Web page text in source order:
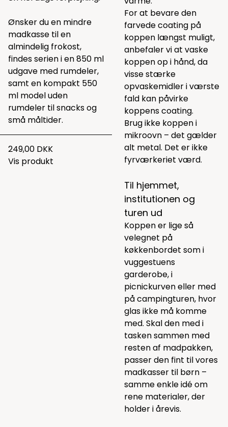
Ønsker du en mindre
madkasse til en
almindelig frokost,
findes serien i en 850 ml
udgave med rumdeler,
samt en kompakt 550
ml model uden
rumdeler til snacks og
små måltider.
249,00 DKK
Vis produkt
For at bevare den
farvede coating på
koppen længst muligt,
anbefaler vi at vaske
koppen op i hånd, da
visse stærke
opvaskemidler i værste
fald kan påvirke
koppens coating.
Brug ikke koppen i
mikroovn – det gælder
alt metal. Det er ikke
fyrværkeriet værd.
Til hjemmet,
institutionen og
turen ud
Koppen er lige så
velegnet på
køkkenbordet som i
vuggestuens
garderobe, i
picnickurven eller med
på campingturen, hvor
glas ikke må komme
med. Skal den med i
tasken sammen med
resten af madpakken,
passer den fint til vores
madkasser til børn –
samme enkle idé om
rene materialer, der
holder i årevis.